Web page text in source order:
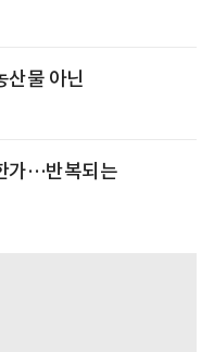
산물 아닌
가…반복되는